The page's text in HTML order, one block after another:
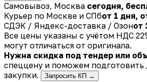
Самовывоз, Москва сегодня,
Курьер по Москве и СПбот 1 дня,
СДЭК / Яндекс-доставка / Озонот
Все цены указаны с учётом НДС
могут отличаться от оригинала.
Нужна скидка под тендер или
спеццену и поможем
закупки.
Запросить КП →